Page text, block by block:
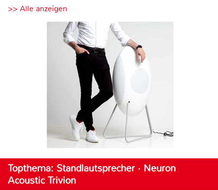
>> Alle anzeigen
Topthema: Standlautsprecher · Neuron
Acoustic Trivion